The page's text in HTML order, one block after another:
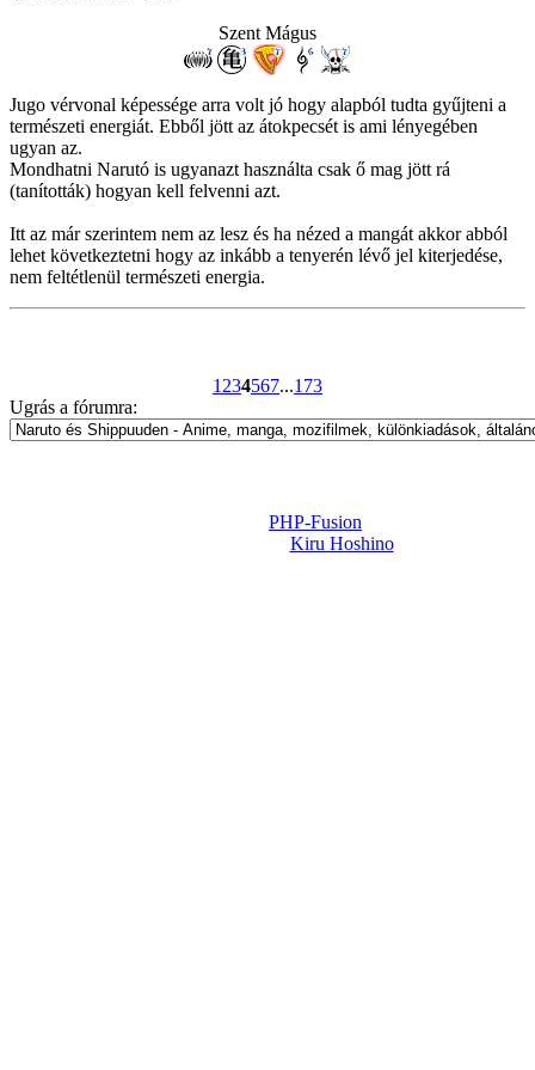
Szent Mágus
Jugo vérvonal képessége arra volt jó hogy alapból tudta gyűjteni a
természeti energiát. Ebből jött az átokpecsét is ami lényegében
ugyan az.
Mondhatni Narutó is ugyanazt használta csak ő mag jött rá
(tanították) hogyan kell felvenni azt.
Itt az már szerintem nem az lesz és ha nézed a mangát akkor abból
lehet következtetni hogy az inkább a tenyerén lévő jel kiterjedése,
nem feltétlenül természeti energia.
1 234567...173
Ugrás a fórumra:
PHP-Fusion
Kiru Hoshino